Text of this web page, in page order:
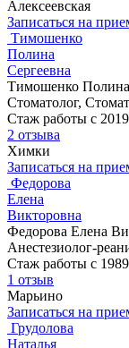
Алексеевская
Записаться на
Тимошенко
Полина
Сергеевна
Тимошенко Полина
Стоматолог,
Стаж работы с
2 отзыва
Химки
Записаться на
Федорова
Елена
Викторовна
Федорова Елена
Анестезиолог-
Стаж работы с
1 отзыв
Марьино
Записаться на
Грудолова
Наталья